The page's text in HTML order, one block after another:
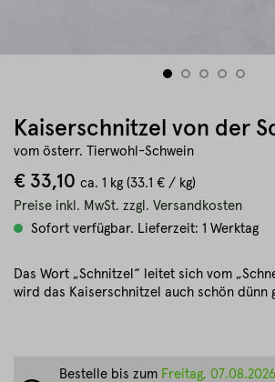
Kaiserschnitzel von der
vom österr. Tierwohl-Schwein
€ 33,10 ca. 1 kg (33.1 € / kg)
Preise inkl. MwSt. zzgl. Versandkosten
Sofort verfügbar. Lieferzeit: 1 Werktag
Das Wort „Schnitzel“ leitet sich vom
wird das Kaiserschnitzel auch schön dünn
Bestelle bis zum Freitag,